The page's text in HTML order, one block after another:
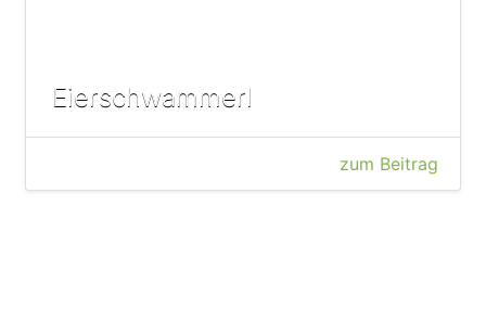
Eierschwammerl
zum Beitrag